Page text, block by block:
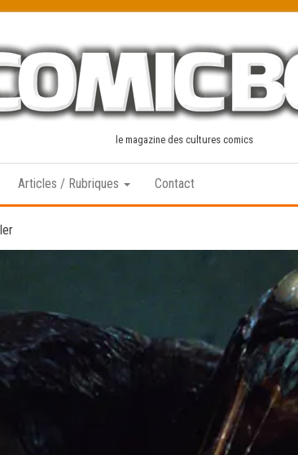
le magazine des cultures comics
Articles / Rubriques Contact